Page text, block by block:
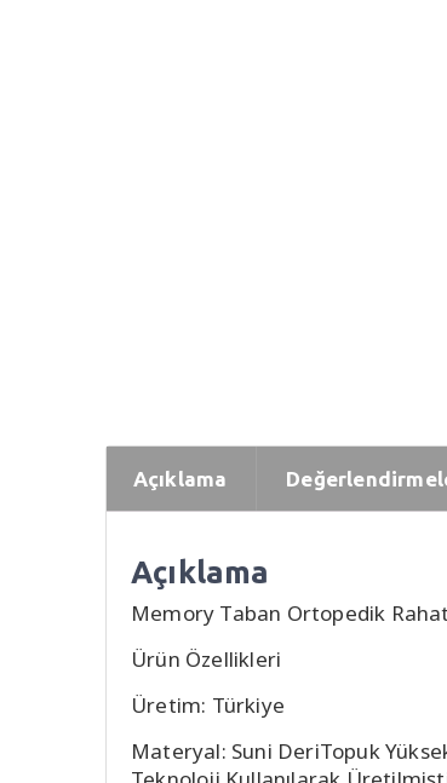
Açıklama
Açıklama
Memory Taban Ortopedik
Ürün Özellikleri
Üretim: Türkiye
Materyal: Suni DeriTopuk